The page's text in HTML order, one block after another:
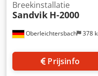
Oberleichtersbach 378
Breekinstallatie
Sandvik H-2000
Prijsinfo